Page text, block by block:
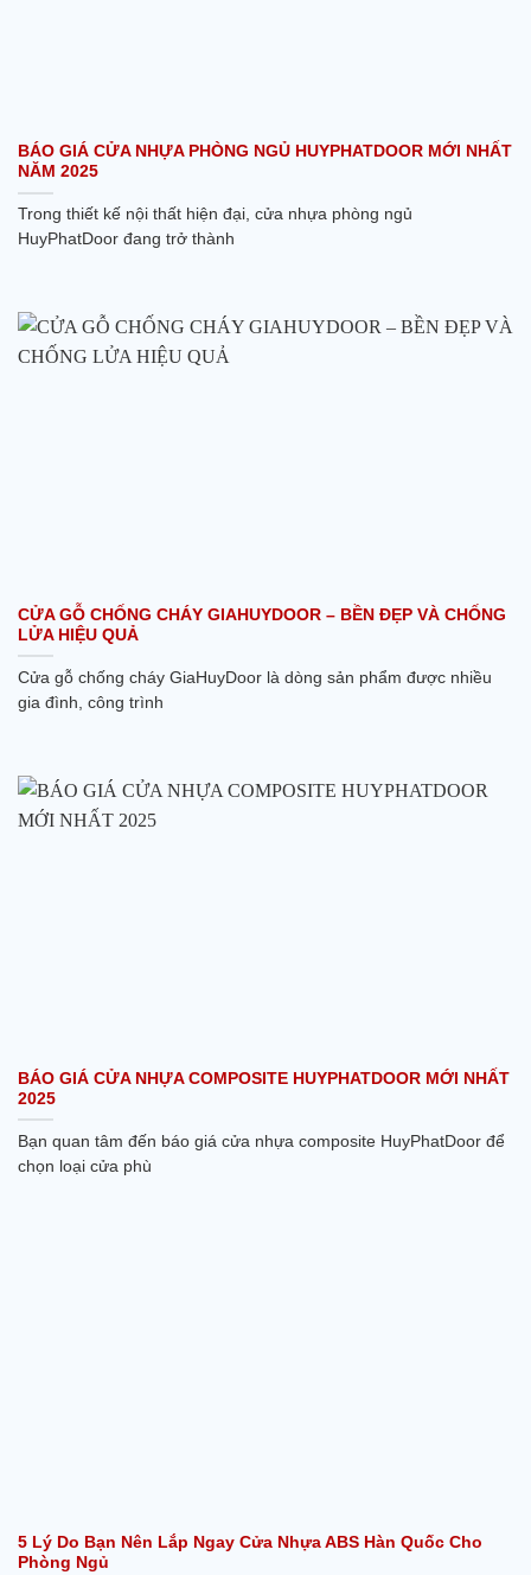
BÁO GIÁ CỬA NHỰA PHÒNG NGỦ HUYPHATDOOR MỚI NHẤT
NĂM 2025
Trong thiết kế nội thất hiện đại, cửa nhựa phòng ngủ
HuyPhatDoor đang trở thành
CỬA GỖ CHỐNG CHÁY GIAHUYDOOR – BỀN ĐẸP VÀ CHỐNG
LỬA HIỆU QUẢ
Cửa gỗ chống cháy GiaHuyDoor là dòng sản phẩm được nhiều
gia đình, công trình
BÁO GIÁ CỬA NHỰA COMPOSITE HUYPHATDOOR MỚI NHẤT
2025
Bạn quan tâm đến báo giá cửa nhựa composite HuyPhatDoor để
chọn loại cửa phù
5 Lý Do Bạn Nên Lắp Ngay Cửa Nhựa ABS Hàn Quốc Cho
Phòng Ngủ